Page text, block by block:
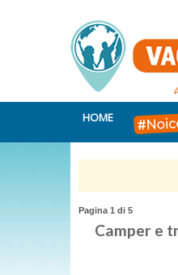
HOME
Pagina 1 di 5
Camper e